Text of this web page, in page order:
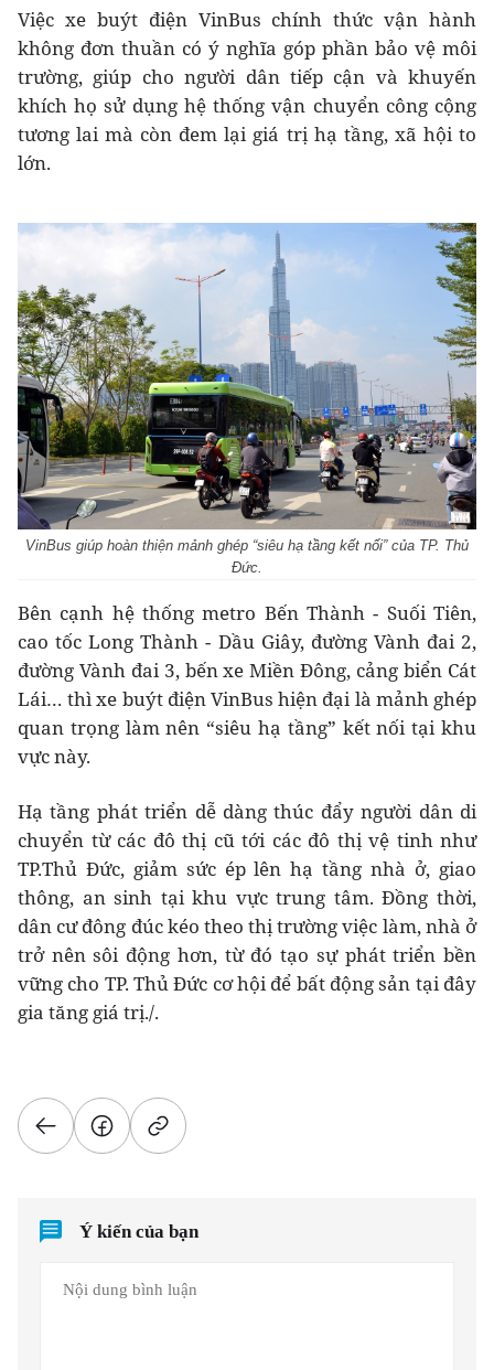
Việc xe buýt điện VinBus chính thức vận hành
không đơn thuần có ý nghĩa góp phần bảo vệ môi
trường, giúp cho người dân tiếp cận và khuyến
khích họ sử dụng hệ thống vận chuyển công cộng
tương lai mà còn đem lại giá trị hạ tầng, xã hội to
lớn.
VinBus giúp hoàn thiện mảnh ghép “siêu hạ tầng kết nối” của TP. Thủ
Đức.
Bên cạnh hệ thống metro Bến Thành - Suối Tiên,
cao tốc Long Thành - Dầu Giây, đường Vành đai 2,
đường Vành đai 3, bến xe Miền Đông, cảng biển Cát
Lái… thì xe buýt điện VinBus hiện đại là mảnh ghép
quan trọng làm nên “siêu hạ tầng” kết nối tại khu
vực này.
Hạ tầng phát triển dễ dàng thúc đẩy người dân di
chuyển từ các đô thị cũ tới các đô thị vệ tinh như
TP.Thủ Đức, giảm sức ép lên hạ tầng nhà ở, giao
thông, an sinh tại khu vực trung tâm. Đồng thời,
dân cư đông đúc kéo theo thị trường việc làm, nhà ở
trở nên sôi động hơn, từ đó tạo sự phát triển bền
vững cho TP. Thủ Đức cơ hội để bất động sản tại đây
gia tăng giá trị./.
Ý kiến của bạn